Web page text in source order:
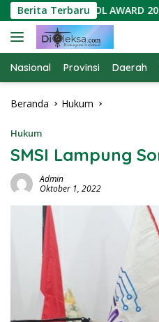
Langsung
ke
konten
Berita Terbaru
SCHOOL AWARD 2026
Nasional Provinsi Daerah
Beranda Hukum
Hukum
SMSI Lampung
Admin
Oktober 1, 2022